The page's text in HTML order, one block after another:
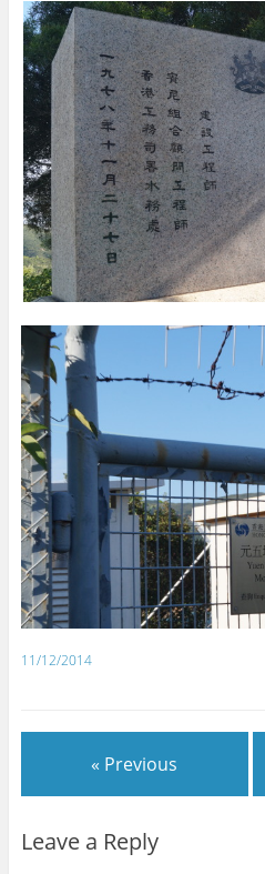
11/12/2014
« Previous
Leave a Reply